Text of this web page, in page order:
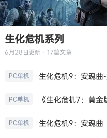
生化危机系列
6月28日更新 · 17篇文章
PC单机
PC单机
PC单机